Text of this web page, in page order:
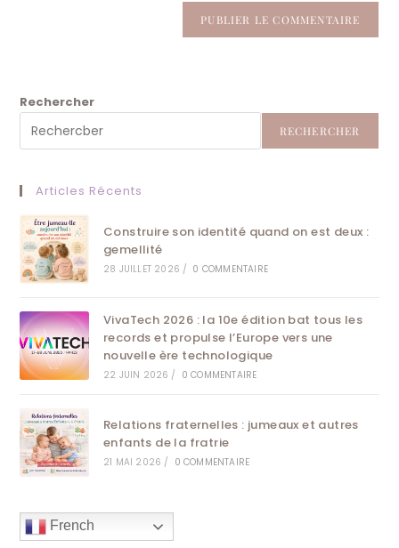
Rechercher
RECHERCHER
Articles Récents
Construire son identité quand on est deux :
gemellité
28 JUILLET 2026 / 0 COMMENTAIRE
VivaTech 2026 : la 10e édition bat tous les
records et propulse l’Europe vers une
nouvelle ère technologique
22 JUIN 2026 / 0 COMMENTAIRE
Relations fraternelles : jumeaux et autres
enfants de la fratrie
21 MAI 2026 / 0 COMMENTAIRE
French